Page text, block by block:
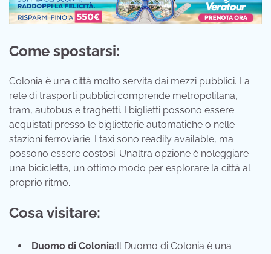
Come spostarsi:
Colonia è una città molto servita dai mezzi pubblici. La
rete di trasporti pubblici comprende metropolitana,
tram, autobus e traghetti. I biglietti possono essere
acquistati presso le biglietterie automatiche o nelle
stazioni ferroviarie. I taxi sono readily available, ma
possono essere costosi. Un’altra opzione è noleggiare
una bicicletta, un ottimo modo per esplorare la città al
proprio ritmo.
Cosa visitare:
Duomo di Colonia:Il Duomo di Colonia è una